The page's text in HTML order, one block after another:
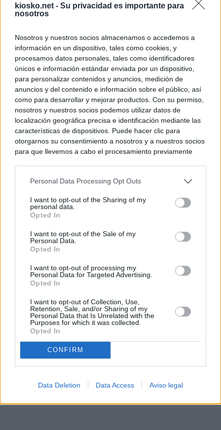
kiosko.net - Su privacidad es importante para
nosotros
Nosotros y nuestros socios almacenamos o accedemos a
información en un dispositivo, tales como cookies, y
procesamos datos personales, tales como identificadores
únicos e información estándar enviada por un dispositivo,
para personalizar contenidos y anuncios, medición de
anuncios y del contenido e información sobre el público, así
como para desarrollar y mejorar productos. Con su permiso,
nosotros y nuestros socios podemos utilizar datos de
localización geográfica precisa e identificación mediante las
características de dispositivos. Puede hacer clic para
otorgarnos su consentimiento a nosotros y a nuestros socios
para que llevemos a cabo el procesamiento previamente
negar su consentimiento. Tenga en cuenta que algún
de su consentimiento, pero usted tiene el derecho de
rechazar tal procesamiento. Sus preferencias se aplicarán
cualquier momento entrando de nuevo en este sitio web o
visitando nuestra política de privacidad.
Personal Data Processing Opt Outs
I want to opt-out of the Sharing of my
personal data.
Opted In
I want to opt-out of the Sale of my
Personal Data.
Opted In
I want to opt-out of processing my
Personal Data for Targeted Advertising.
Opted In
I want to opt-out of Collection, Use,
Retention, Sale, and/or Sharing of my
Personal Data that Is Unrelated with the
Purposes for which it was collected.
Opted In
CONFIRM
Data Deletion Data Access Aviso legal